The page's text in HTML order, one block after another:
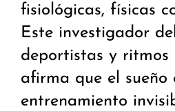
fisiológicas, físicas
Este investigador
deportistas y ritmos
afirma que el sueño
entrenamiento